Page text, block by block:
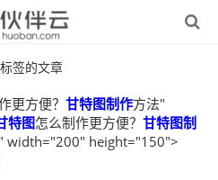
签的文章
更方便？ 甘特图制作方法"
特图怎么制作更方便？ 甘特图制
width="200" height="150">